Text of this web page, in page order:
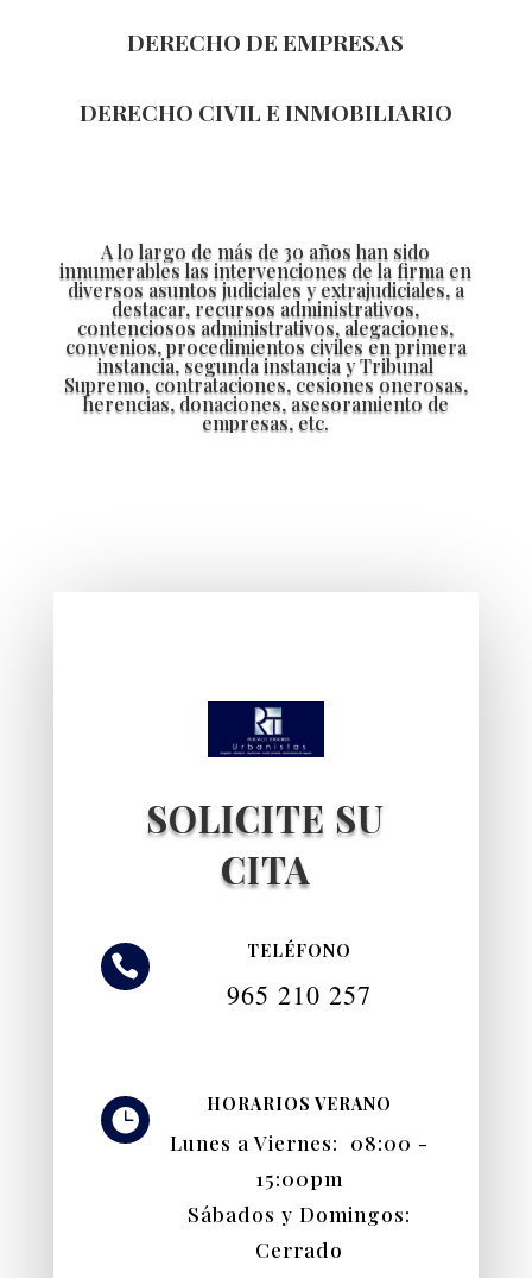
DERECHO DE EMPRESAS
DERECHO CIVIL E INMOBILIARIO
A lo largo de más de 30 años han sido
innumerables las intervenciones de la firma en
diversos asuntos judiciales y extrajudiciales, a
destacar, recursos administrativos,
contenciosos administrativos, alegaciones,
convenios, procedimientos civiles en primera
instancia, segunda instancia y Tribunal
Supremo, contrataciones, cesiones onerosas,
herencias, donaciones, asesoramiento de
empresas, etc.
SOLICITE SU
CITA

TELÉFONO
965 210 257

HORARIOS VERANO
Lunes a Viernes: 08:00 -
15:00pm
Sábados y Domingos:
Cerrado